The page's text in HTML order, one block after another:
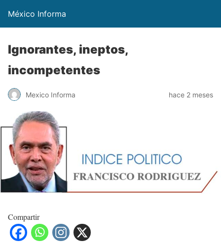
México Informa
Ignorantes, ineptos,
incompetentes
Mexico Informa hace 2 meses
Compartir